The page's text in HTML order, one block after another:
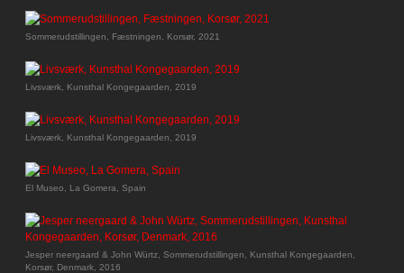
Sommerudstillingen, Fæstningen, Korsør, 2021
Livsværk, Kunsthal Kongegaarden, 2019
Livsværk, Kunsthal Kongegaarden, 2019
El Museo, La Gomera, Spain
Jesper neergaard & John Würtz, Sommerudstillingen, Kunsthal Kongegaarden,
Korsør, Denmark, 2016